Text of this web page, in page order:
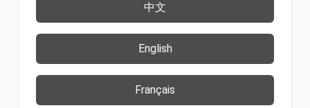
中文
English
Français